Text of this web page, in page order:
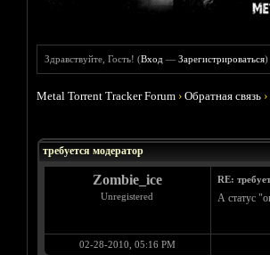
Здравствуйте, Гость! (Вход —Зарегистрироваться)
Metal Torrent Tracker Forum ›Обратная связь ›
требуется модератор
Zombie_ice
Unregistered
RE:
А статус
02-28-2010, 05:16 PM